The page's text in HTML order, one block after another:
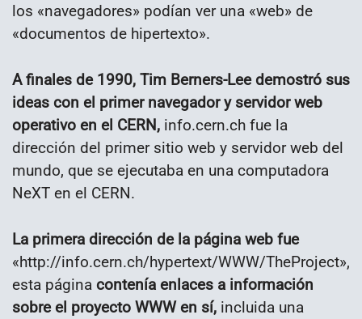
los «navegadores» podían ver una «web» de
«documentos de hipertexto».
A finales de 1990, Tim Berners-Lee demostró sus
ideas con el primer navegador y servidor web
operativo en el CERN, info.cern.ch fue la
dirección del primer sitio web y servidor web del
mundo, que se ejecutaba en una computadora
NeXT en el CERN.
La primera dirección de la página web fue
«http://info.cern.ch/hypertext/WWW/TheProject»,
esta página contenía enlaces a información
sobre el proyecto WWW en sí, incluida una